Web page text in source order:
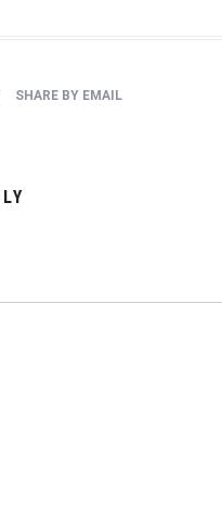
SHARE BY EMAIL